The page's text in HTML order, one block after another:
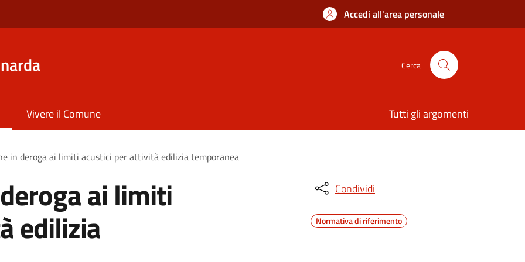
Accedi all'area personale
Cerca
Vivere il Comune Tutti gli argomenti
in deroga ai limiti acustici per attività edilizia temporanea
ai limiti
edilizia
Condividi
Normativa di riferimento